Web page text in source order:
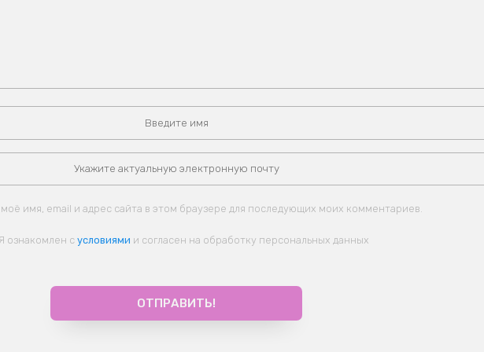
имя, email и адрес сайта в этом браузере для последующих моих комментариев.
Я ознакомлен с условиями и согласен на обработку персональных данных